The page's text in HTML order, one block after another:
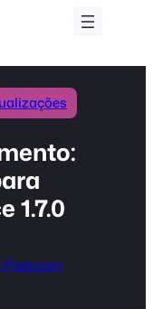
1.7.0
Pietersen